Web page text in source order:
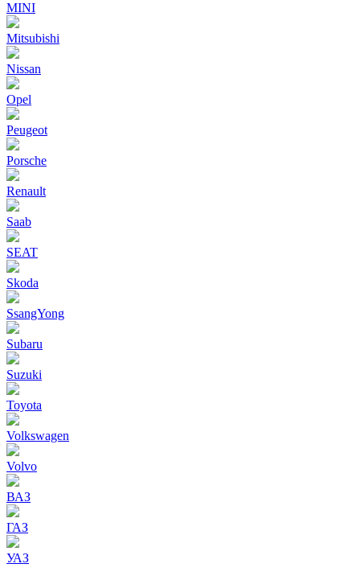
MINI
Mitsubishi
Nissan
Opel
Peugeot
Porsche
Renault
Saab
SEAT
Skoda
SsangYong
Subaru
Suzuki
Toyota
Volkswagen
Volvo
ВАЗ
ГАЗ
УАЗ